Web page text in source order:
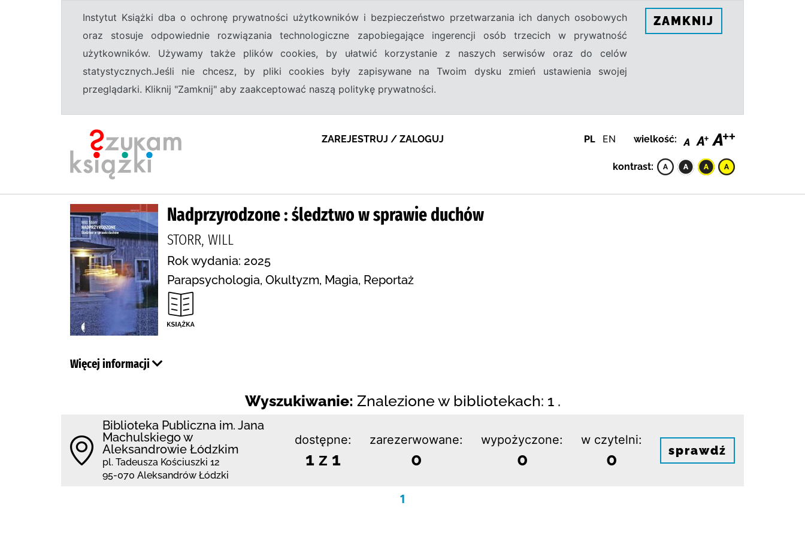
Instytut Książki dba o ochronę prywatności użytkowników i bezpieczeństwo przetwarzania ich danych osobowych
oraz stosuje odpowiednie rozwiązania technologiczne zapobiegające ingerencji osób trzecich w prywatność
użytkowników. Używamy także plików cookies, by ułatwić korzystanie z naszych serwisów oraz do celów
statystycznych.Jeśli nie chcesz, by pliki cookies były zapisywane na Twoim dysku zmień ustawienia swojej
przeglądarki. Kliknij "Zamknij" aby zaakceptować naszą politykę prywatności.
ZAMKNIJ
ZAREJESTRUJ / ZALOGUJ PL EN wielkość:
kontrast:
Nadprzyrodzone : śledztwo w sprawie duchów
STORR, WILL
Rok wydania: 2025
Parapsychologia, Okultyzm, Magia, Reportaż
Więcej informacji
Wyszukiwanie: Znalezione w bibliotekach: 1 .
Biblioteka Publiczna im. Jana
Machulskiego w
Aleksandrowie Łódzkim
pl. Tadeusza Kościuszki 12
95-070 Aleksandrów Łódzki
dostępne:
1 z 1
zarezerwowane:
0
wypożyczone:
0
w czytelni:
0 sprawdź
1